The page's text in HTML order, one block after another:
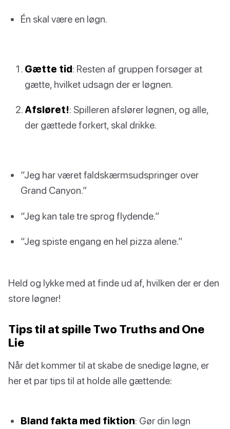
Én skal være en løgn.
Gætte tid: Resten af gruppen forsøger at
gætte, hvilket udsagn der er løgnen.
Afsløret!: Spilleren afslører løgnen, og alle,
der gættede forkert, skal drikke.
“Jeg har været faldskærmsudspringer over
Grand Canyon.”
“Jeg kan tale tre sprog flydende.”
“Jeg spiste engang en hel pizza alene.”
Held og lykke med at finde ud af, hvilken der er den
store løgner!
Tips til at spille Two Truths and One
Lie
Når det kommer til at skabe de snedige løgne, er
her et par tips til at holde alle gættende:
Bland fakta med fiktion: Gør din løgn